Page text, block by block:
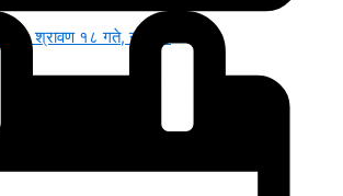
२०८३ श्रावण १८ गते, सोमबार